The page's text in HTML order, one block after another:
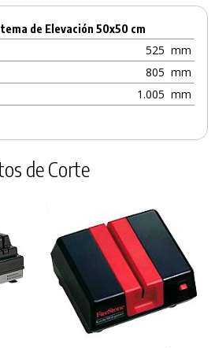
de Elevación 50x50 cm
525 mm
805 mm
1.005 mm
de Corte